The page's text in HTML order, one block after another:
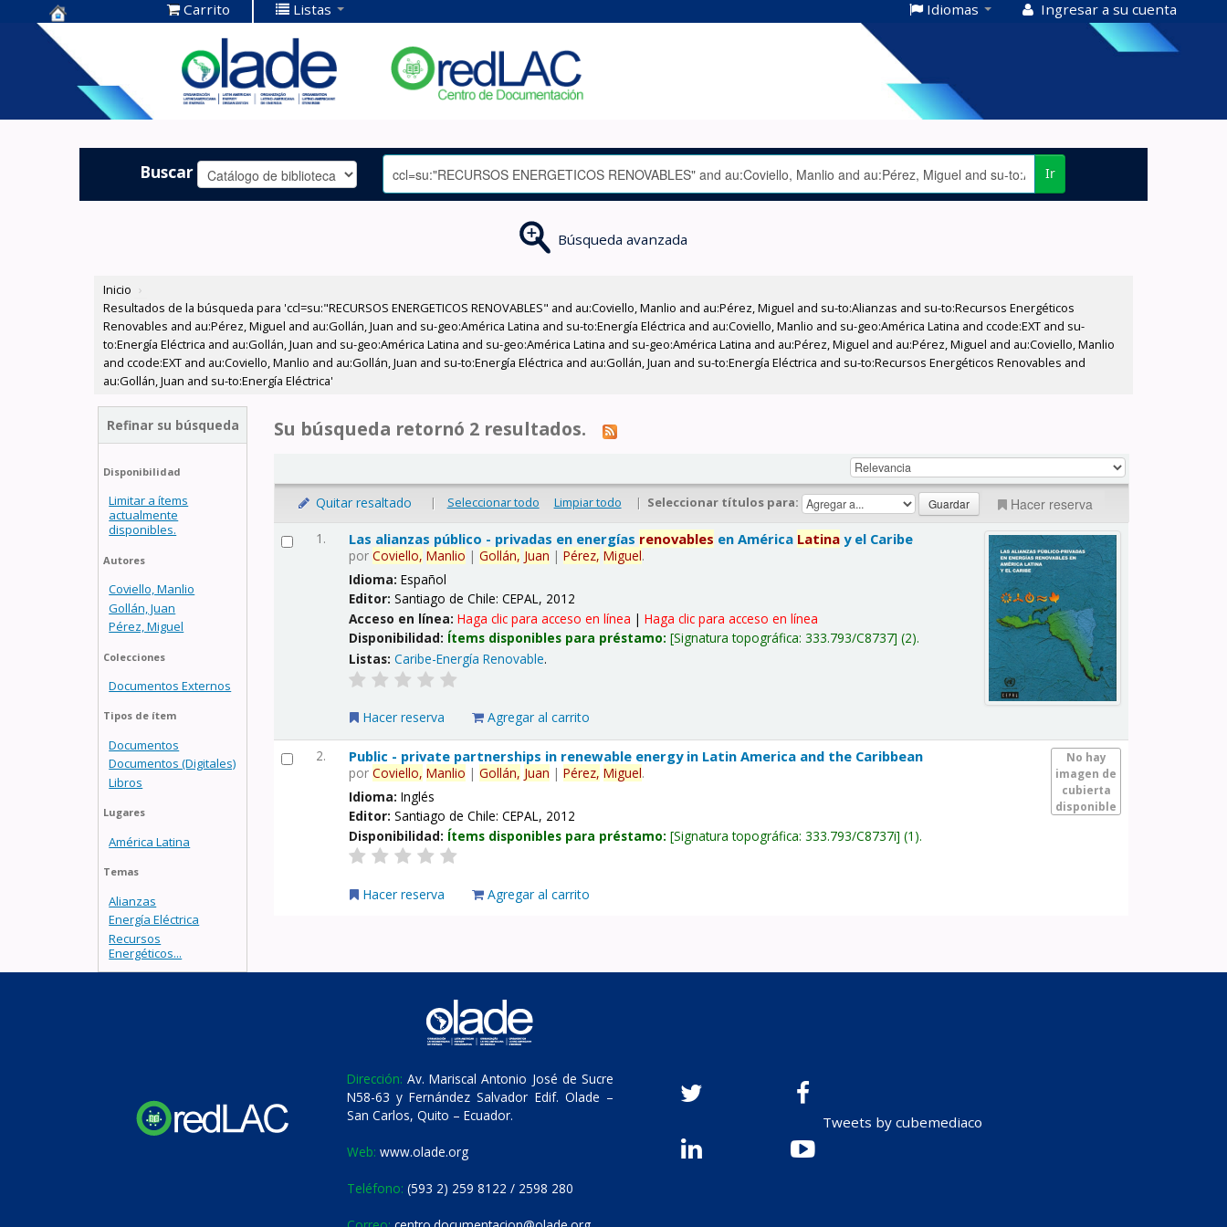
Centro de
Documentación
OLADE -
Carrito Listas Idiomas Ingresar a su cuenta
Buscar Ir
Búsqueda avanzada
Inicio ›
Resultados de la búsqueda para 'ccl=su:"RECURSOS ENERGETICOS RENOVABLES" and au:Coviello, Manlio and au:Pérez, Miguel and su-to:Alianzas and su-to:Recursos Energéticos
Renovables and au:Pérez, Miguel and au:Gollán, Juan and su-geo:América Latina and su-to:Energía Eléctrica and au:Coviello, Manlio and su-geo:América Latina and ccode:EXT and su-
to:Energía Eléctrica and au:Gollán, Juan and su-geo:América Latina and su-geo:América Latina and su-geo:América Latina and au:Pérez, Miguel and au:Pérez, Miguel and au:Coviello, Manlio
and ccode:EXT and au:Coviello, Manlio and au:Gollán, Juan and su-to:Energía Eléctrica and au:Gollán, Juan and su-to:Energía Eléctrica and su-to:Recursos Energéticos Renovables and
au:Gollán, Juan and su-to:Energía Eléctrica'
Refinar su búsqueda
Disponibilidad
Limitar a ítems
actualmente
disponibles.
Autores
Coviello, Manlio
Gollán, Juan
Pérez, Miguel
Colecciones
Documentos Externos
Tipos de ítem
Documentos
Documentos (Digitales)
Libros
Lugares
América Latina
Temas
Alianzas
Energía Eléctrica
Recursos
Energéticos...
Su búsqueda retornó 2 resultados.
Quitar resaltado | Seleccionar todo Limpiar todo | Seleccionar títulos para: Hacer reserva
1. Las alianzas público - privadas en energías renovables en América Latina y el Caribe
porCoviello, Manlio |Gollán, Juan |Pérez, Miguel.
Idioma:Español
Editor:Santiago de Chile: CEPAL, 2012
Acceso en línea:Haga clic para acceso en línea |Haga clic para acceso en línea
Disponibilidad: Ítems disponibles para préstamo: Signatura topográfica:333.793/C8737 (2).
Listas: Caribe-Energía Renovable.
Hacer reserva Agregar al carrito
2.
No hay
imagen de
cubierta
disponible
Public - private partnerships in renewable energy in Latin America and the Caribbean
porCoviello, Manlio |Gollán, Juan |Pérez, Miguel.
Idioma:Inglés
Editor:Santiago de Chile: CEPAL, 2012
Disponibilidad: Ítems disponibles para préstamo: Signatura topográfica:333.793/C8737i (1).
Hacer reserva Agregar al carrito
Dirección: Av. Mariscal Antonio José de Sucre
N58-63 y Fernández Salvador Edif. Olade –
San Carlos, Quito – Ecuador.
Web: www.olade.org
Teléfono: (593 2) 259 8122 / 2598 280
Tweets by cubemediaco